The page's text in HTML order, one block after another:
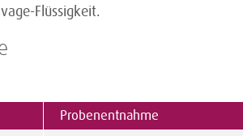
Flüssigkeit.
Probenentnahme